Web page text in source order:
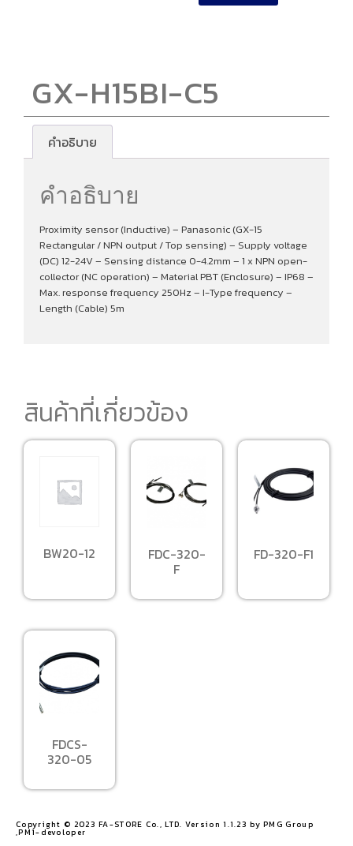
GX-H15BI-C5
คำอธิบาย
คำอธิบาย
Proximity sensor (Inductive) – Panasonic (GX-15
Rectangular / NPN output / Top sensing) – Supply voltage
(DC) 12-24V – Sensing distance 0-4.2mm – 1 x NPN open-
collector (NC operation) – Material PBT (Enclosure) – IP68 –
Max. response frequency 250Hz – I-Type frequency –
Length (Cable) 5m
สินค้าที่เกี่ยวข้อง
BW20-12 FDC-320-
F
FD-320-F1
FDCS-
320-05
Copyright © 2023 FA-STORE Co., LTD. Version 1.1.23 by PMG Group
,PM1-devoloper​